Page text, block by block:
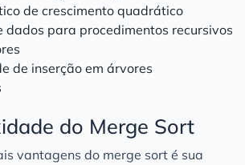
de crescimento quadrático
dados para procedimentos recursivos
de inserção em árvores
do Merge Sort
vantagens do merge sort é sua